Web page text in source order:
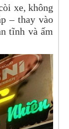
xe, không
– thay vào
tĩnh và ấm